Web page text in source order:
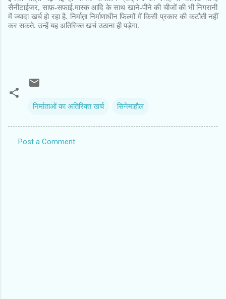
सैनीटाईजर, साफ़-सफाई.मास्क आदि के साथ खाने-पीने की चीजों की भी निगरानी
में ज्यादा खर्च हो रहा है. निर्मात़ा निर्माणाधीन फिल्मों में किसी प्रकार की कटौती नहीं
कर सकते. उन्हें यह अतिरिक्त खर्च उठाना ही पड़ेगा.
निर्माताओं का अतिरिक्त खर्च सिनेमाहौल
Post a Comment